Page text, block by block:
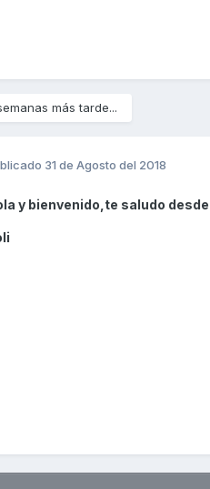
más tarde...
31 de Agosto del 2018
y bienvenido,te saludo